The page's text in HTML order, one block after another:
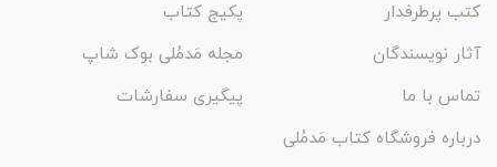
کتب پرطرفدار
پکیج کتاب
آثار نویسندگان
مجله مَدمُلی بوک شاپ
تماس با ما
پیگیری سفارشات
درباره فروشگاه کتاب مَدمُلی